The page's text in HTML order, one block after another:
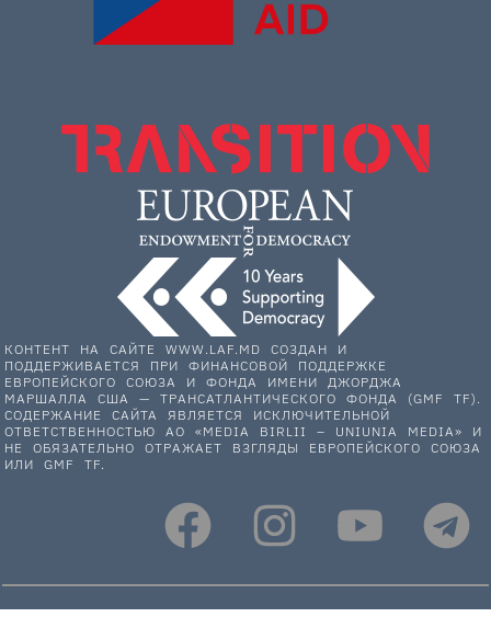
КОНТЕНТ НА САЙТЕ WWW.LAF.MD СОЗДАН И
ПОДДЕРЖИВАЕТСЯ ПРИ ФИНАНСОВОЙ ПОДДЕРЖКЕ
ЕВРОПЕЙСКОГО СОЮЗА И ФОНДА ИМЕНИ ДЖОРДЖА
МАРШАЛЛА США — ТРАНСАТЛАНТИЧЕСКОГО ФОНДА (GMF TF).
СОДЕРЖАНИЕ САЙТА ЯВЛЯЕТСЯ ИСКЛЮЧИТЕЛЬНОЙ
ОТВЕТСТВЕННОСТЬЮ АО «MEDIA BIRLII – UNIUNIA MEDIA» И
НЕ ОБЯЗАТЕЛЬНО ОТРАЖАЕТ ВЗГЛЯДЫ ЕВРОПЕЙСКОГО СОЮЗА
ИЛИ GMF TF.